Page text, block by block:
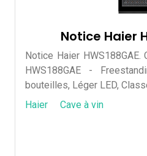
Notice Haier
Notice Haier HWS188GAE.
HWS188GAE -
bouteilles, Léger LED,
Haier
Cave à vin